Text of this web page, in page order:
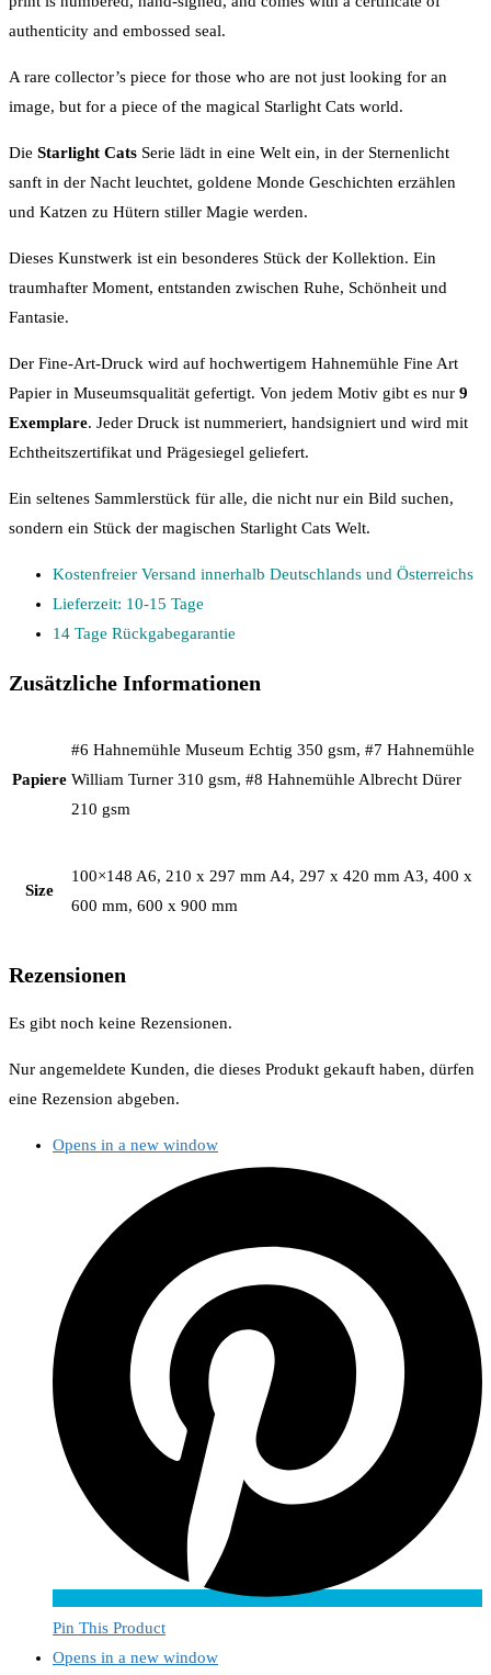
authenticity and embossed seal.
A rare collector’s piece for those who are not just looking for an
image, but for a piece of the magical Starlight Cats world.
Die Starlight Cats Serie lädt in eine Welt ein, in der Sternenlicht
sanft in der Nacht leuchtet, goldene Monde Geschichten erzählen
und Katzen zu Hütern stiller Magie werden.
Dieses Kunstwerk ist ein besonderes Stück der Kollektion. Ein
traumhafter Moment, entstanden zwischen Ruhe, Schönheit und
Fantasie.
Der Fine-Art-Druck wird auf hochwertigem Hahnemühle Fine Art
Papier in Museumsqualität gefertigt. Von jedem Motiv gibt es nur 9
Exemplare. Jeder Druck ist nummeriert, handsigniert und wird mit
Echtheitszertifikat und Prägesiegel geliefert.
Ein seltenes Sammlerstück für alle, die nicht nur ein Bild suchen,
sondern ein Stück der magischen Starlight Cats Welt.
Kostenfreier Versand innerhalb Deutschlands und Österreichs
Lieferzeit: 10-15 Tage
14 Tage Rückgabegarantie
Zusätzliche Informationen
Papiere
#6 Hahnemühle Museum Echtig 350 gsm, #7 Hahnemühle
William Turner 310 gsm, #8 Hahnemühle Albrecht Dürer
210 gsm
Size
100×148 A6, 210 x 297 mm A4, 297 x 420 mm A3, 400 x
600 mm, 600 x 900 mm
Rezensionen
Es gibt noch keine Rezensionen.
Nur angemeldete Kunden, die dieses Produkt gekauft haben, dürfen
eine Rezension abgeben.
Opens in a new window
Pin This Product
Opens in a new window